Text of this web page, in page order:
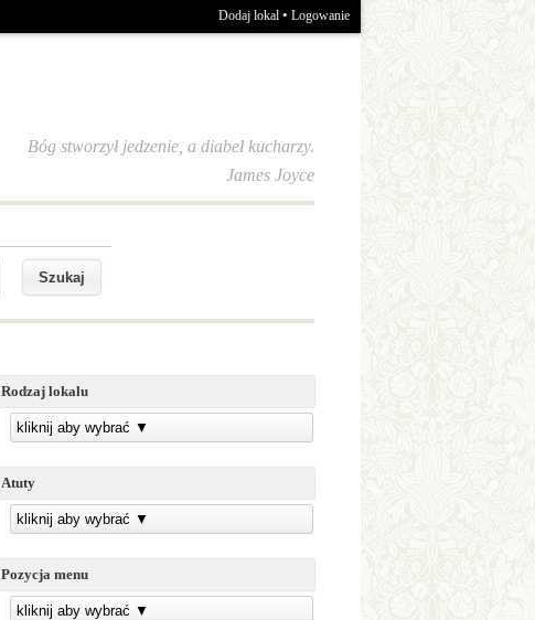
Dodaj lokal • Logowanie
Bóg stworzył jedzenie, a diabeł kucharzy.
James Joyce
Rodzaj lokalu
kliknij aby wybrać ▼
Atuty
kliknij aby wybrać ▼
Pozycja menu
kliknij aby wybrać ▼